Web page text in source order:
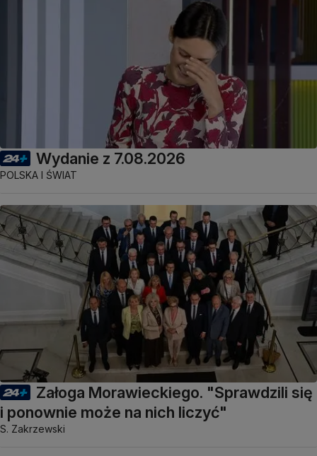
Wydanie z 7.08.2026
POLSKA I ŚWIAT
Załoga Morawieckiego. "Sprawdzili się
i ponownie może na nich liczyć"
S. Zakrzewski